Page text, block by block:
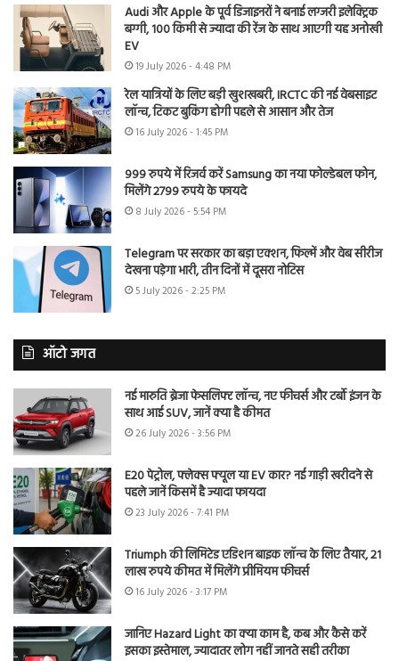
Audi और Apple के पूर्व डिजाइनरों ने बनाई लग्जरी इलेक्ट्रिक
बग्गी, 100 किमी से ज्यादा की रेंज के साथ आएगी यह अनोखी
EV
19 July 2026 - 4:48 PM
रेल यात्रियों के लिए बड़ी खुशखबरी, IRCTC की नई वेबसाइट
लॉन्च, टिकट बुकिंग होगी पहले से आसान और तेज
16 July 2026 - 1:45 PM
999 रुपये में रिजर्व करें Samsung का नया फोल्डेबल फोन,
मिलेंगे 2799 रुपये के फायदे
8 July 2026 - 5:54 PM
Telegram पर सरकार का बड़ा एक्शन, फिल्में और वेब सीरीज
देखना पड़ेगा भारी, तीन दिनों में दूसरा नोटिस
5 July 2026 - 2:25 PM
ऑटो जगत
नई मारुति ब्रेजा फेसलिफ्ट लॉन्च, नए फीचर्स और टर्बो इंजन के
साथ आई SUV, जानें क्या है कीमत
26 July 2026 - 3:56 PM
E20 पेट्रोल, फ्लेक्स फ्यूल या EV कार? नई गाड़ी खरीदने से
पहले जानें किसमें है ज्यादा फायदा
23 July 2026 - 7:41 PM
Triumph की लिमिटेड एडिशन बाइक लॉन्च के लिए तैयार, 21
लाख रुपये कीमत में मिलेंगे प्रीमियम फीचर्स
16 July 2026 - 3:17 PM
जानिए Hazard Light का क्या काम है, कब और कैसे करें
इसका इस्तेमाल, ज्यादातर लोग नहीं जानते सही तरीका